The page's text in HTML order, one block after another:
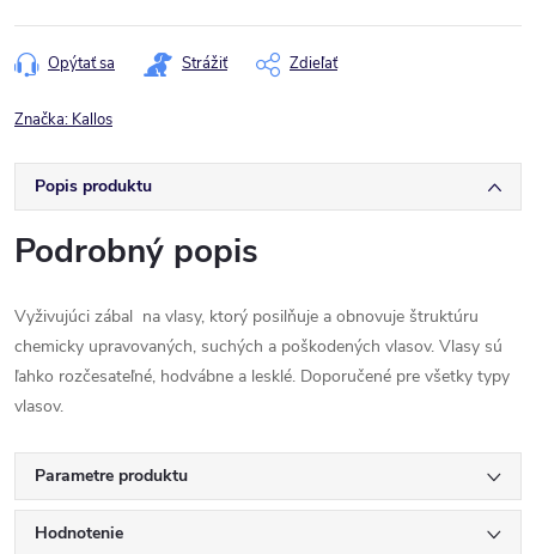
cena:
Opýtať sa Strážiť Zdieľať
Značka: Kallos
Popis produktu
Podrobný popis
Vyživujúci zábal ​​na vlasy, ktorý posilňuje a obnovuje štruktúru
chemicky upravovaných, suchých a poškodených vlasov. Vlasy sú
ľahko rozčesateľné, hodvábne a lesklé. Doporučené pre všetky typy
vlasov.
Parametre produktu
Hodnotenie